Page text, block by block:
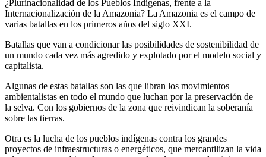
¿Plurinacionalidad de los Pueblos Indígenas, frente a la
Internacionalización de la Amazonia? La Amazonia es el campo de
varias batallas en los primeros años del siglo XXI.
Batallas que van a condicionar las posibilidades de sostenibilidad de
un mundo cada vez más agredido y explotado por el modelo social y
capitalista.
Algunas de estas batallas son las que libran los movimientos
ambientalistas en todo el mundo que luchan por la preservación de
la selva. Con los gobiernos de la zona que reivindican la soberanía
sobre las tierras.
Otra es la lucha de los pueblos indígenas contra los grandes
proyectos de infraestructuras o energéticos, que mercantilizan la vida